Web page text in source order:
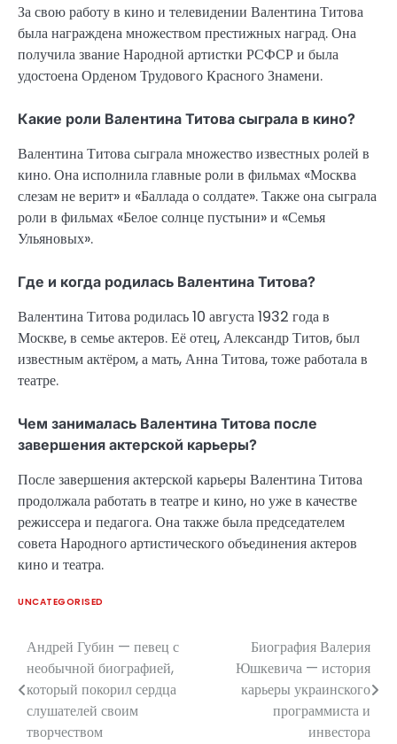
За свою работу в кино и телевидении Валентина Титова
была награждена множеством престижных наград. Она
получила звание Народной артистки РСФСР и была
удостоена Орденом Трудового Красного Знамени.
Какие роли Валентина Титова сыграла в кино?
Валентина Титова сыграла множество известных ролей в
кино. Она исполнила главные роли в фильмах «Москва
слезам не верит» и «Баллада о солдате». Также она сыграла
роли в фильмах «Белое солнце пустыни» и «Семья
Ульяновых».
Где и когда родилась Валентина Титова?
Валентина Титова родилась 10 августа 1932 года в
Москве, в семье актеров. Её отец, Александр Титов, был
известным актёром, а мать, Анна Титова, тоже работала в
театре.
Чем занималась Валентина Титова после
завершения актерской карьеры?
После завершения актерской карьеры Валентина Титова
продолжала работать в театре и кино, но уже в качестве
режиссера и педагога. Она также была председателем
совета Народного артистического объединения актеров
кино и театра.
UNCATEGORISED
Навигация
по
записям
Андрей Губин — певец с
необычной биографией,
который покорил сердца
слушателей своим
творчеством
Биография Валерия
Юшкевича — история
карьеры украинского
программиста и
инвестора